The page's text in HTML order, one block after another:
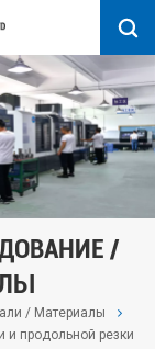
/
/ Материалы
продольной резки